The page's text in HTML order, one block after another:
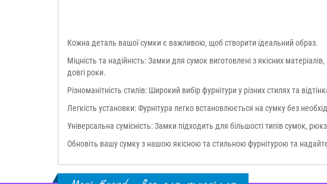
Кожна деталь вашої сумки є важливою, щоб створити ідеальний образ.
Міцність та надійність: Замки для сумок виготовлені з якісних
довгі роки.
Різноманітність стилів: Широкий вибір фурнітури у різних стилях та
Легкість установки: Фурнітура легко встановлюється на сумку без
Універсальна сумісність: Замки підходить для більшості типів сумок,
Обновіть вашу сумку з нашою якісною та стильною фурнітурою та